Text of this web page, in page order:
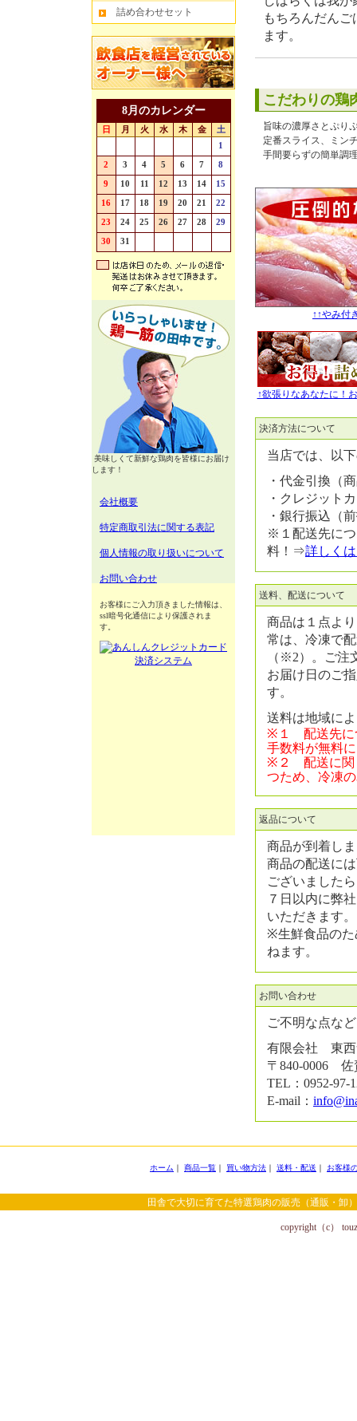
詰め合わせセット
8月のカレンダー
日 月 火 水 木 金
土
1
2 3 4 5 6 7 8
9 10 11 12 13 14 15
16 17 18 19 20 21 22
23 24 25 26 27 28 29
30 31
美味しくて新鮮な鶏肉を皆様にお届け
します！
会社概要
特定商取引法に関する表記
個人情報の取り扱いについて
お問い合わせ
お客様にご入力頂きました情報は、
ssl暗号化通信により保護されま
す。
もちろんだん
ます。
こだわりの鶏
旨味の濃厚さとぷり
定番スライス、ミン
手間要らずの簡単調
↑↑やみ付
↑欲張りなあなたに！
決済方法について
当店では、以
・代金引換（
・クレジット
・銀行振込（
※１配送先につ
料！⇒詳しく
送料、配送について
商品は１点よ
常は、冷凍で
（※2）。ご注
お届け日のご
す。
送料は地域に
※１ 配送先に
手数料が無料
※２ 配送に関
つため、冷凍
返品について
商品が到着し
商品の配送に
ございました
７日以内に弊
いただきます。
※生鮮食品のた
ねます。
お問い合わせ
ご不明な点な
有限会社 東西
〒840-0006 佐
TEL：0952-97-
E-mail：
ホーム ｜ 商品一覧 ｜ 買い物方法 ｜ 送料・配送 ｜ お客様
田舎で大切に育てた特選鶏肉の販売（通販・卸
copyright（c）